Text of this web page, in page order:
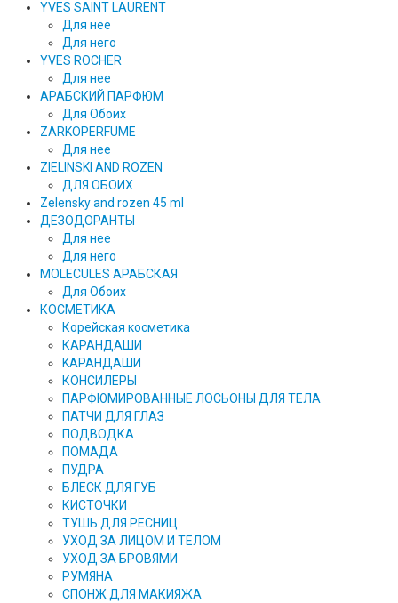
YVES SAINT LAURENT
Для нее
Для него
YVES ROCHER
Для нее
АРАБСКИЙ ПАРФЮМ
Для Обоих
ZARKOPERFUME
Для нее
ZIELINSKI AND ROZEN
ДЛЯ ОБОИХ
Zelensky and rozen 45 ml
ДЕЗОДОРАНТЫ
Для нее
Для него
MOLECULES АРАБСКАЯ
Для Обоих
КОСМЕТИКА
Корейская косметика
КАРАНДAШИ
KAPAHДАШИ
КОНСИЛЕРЫ
ПАРФЮМИРОВАННЫЕ ЛОСЬОНЫ ДЛЯ ТЕЛА
ПАТЧИ ДЛЯ ГЛАЗ
ПОДВОДКА
ПОМАДА
ПУДРА
БЛЕСК ДЛЯ ГУБ
КИСТОЧКИ
ТУШЬ ДЛЯ РЕСНИЦ
УХОД ЗА ЛИЦОМ И ТЕЛОМ
УХОД ЗА БРОВЯМИ
РУМЯНА
СПОНЖ ДЛЯ МАКИЯЖА